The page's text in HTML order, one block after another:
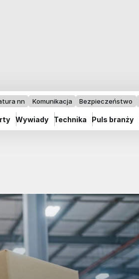
nn Komunikacja Bezpieczeństwo
Wywiady Technika Puls branży